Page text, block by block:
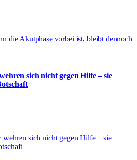
sich nicht gegen Hilfe – sie